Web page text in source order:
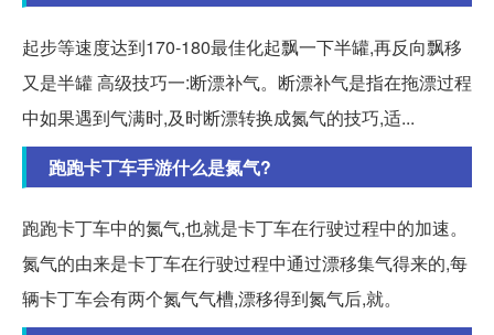
起步等速度达到170-180最佳化起飘一下半罐,再反向飘移
又是半罐 高级技巧一:断漂补气。断漂补气是指在拖漂过程
中如果遇到气满时,及时断漂转换成氮气的技巧,适...
跑跑卡丁车手游什么是氮气?
跑跑卡丁车中的氮气,也就是卡丁车在行驶过程中的加速。
氮气的由来是卡丁车在行驶过程中通过漂移集气得来的,每
辆卡丁车会有两个氮气气槽,漂移得到氮气后,就。